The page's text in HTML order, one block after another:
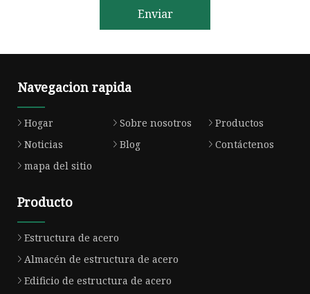
Enviar
Navegacion rapida
Hogar Sobre nosotros
Productos
Noticias
Blog
Contáctenos
mapa del sitio
Producto
Estructura de acero
Almacén de estructura de acero
Edificio de estructura de acero